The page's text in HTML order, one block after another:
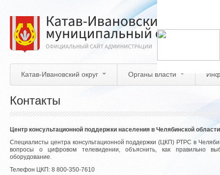
основному
содержанию
Катав-Ивановский округ Органы власти
Контакты
Центр консультационной поддержки населения в Челябинской области
Специалисты центра консультационной поддержки (ЦКП) РТРС в
вопросы о цифровом телевидении, объяснить, как правильно
оборудование.
Телефон ЦКП: 8 800-350-7610